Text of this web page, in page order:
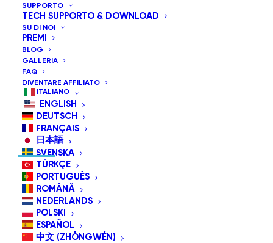
SUPPORTO
TECH SUPPORTO & DOWNLOAD
SU DI NOI
PREMI
BLOG
GALLERIA
FAQ
DIVENTARE AFFILIATO
ITALIANO
ENGLISH
DEUTSCH
FRANÇAIS
日本語
SVENSKA
TÜRKÇE
PORTUGUÊS
ROMÂNĂ
NEDERLANDS
POLSKI
ESPAÑOL
中文 (ZHŌNGWÉN)
RESETTARE LA PASSWORD
INFORMAZIONI DI CONTATTO
8605 Santa Monica Boulevard a West
Hollywood, CA 90025 Stati Uniti.
info@glassouse.com